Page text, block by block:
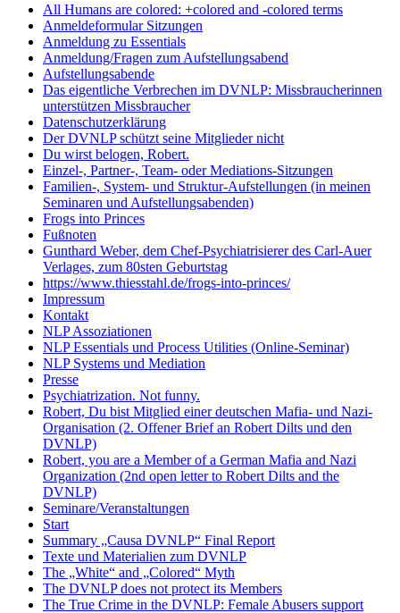
All Humans are colored: +colored and -colored terms
Anmeldeformular Sitzungen
Anmeldung zu Essentials
Anmeldung/Fragen zum Aufstellungsabend
Aufstellungsabende
Das eigentliche Verbrechen im DVNLP: Missbraucherinnen
unterstützen Missbraucher
Datenschutzerklärung
Der DVNLP schützt seine Mitglieder nicht
Du wirst belogen, Robert.
Einzel-, Partner-, Team- oder Mediations-Sitzungen
Familien-, System- und Struktur-Aufstellungen (in meinen
Seminaren und Aufstellungsabenden)
Frogs into Princes
Fußnoten
Gunthard Weber, dem Chef-Psychiatrisierer des Carl-Auer
Verlages, zum 80sten Geburtstag
https://www.thiesstahl.de/frogs-into-princes/
Impressum
Kontakt
NLP Assoziationen
NLP Essentials und Process Utilities (Online-Seminar)
NLP Systems und Mediation
Presse
Psychiatrization. Not funny.
Robert, Du bist Mitglied einer deutschen Mafia- und Nazi-
Organisation (2. Offener Brief an Robert Dilts und den
DVNLP)
Robert, you are a Member of a German Mafia and Nazi
Organization (2nd open letter to Robert Dilts and the
DVNLP)
Seminare/Veranstaltungen
Start
Summary „Causa DVNLP“ Final Report
Texte und Materialien zum DVNLP
The „White“ and „Colored“ Myth
The DVNLP does not protect its Members
The True Crime in the DVNLP: Female Abusers support